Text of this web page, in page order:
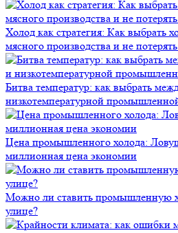
Холод как стратегия: Как выбрать
мясного производства и не
Битва температур: как выбрать
низкотемпературной
Цена промышленного холода:
миллионная цена экономии
Можно ли ставить промышленную
улице?